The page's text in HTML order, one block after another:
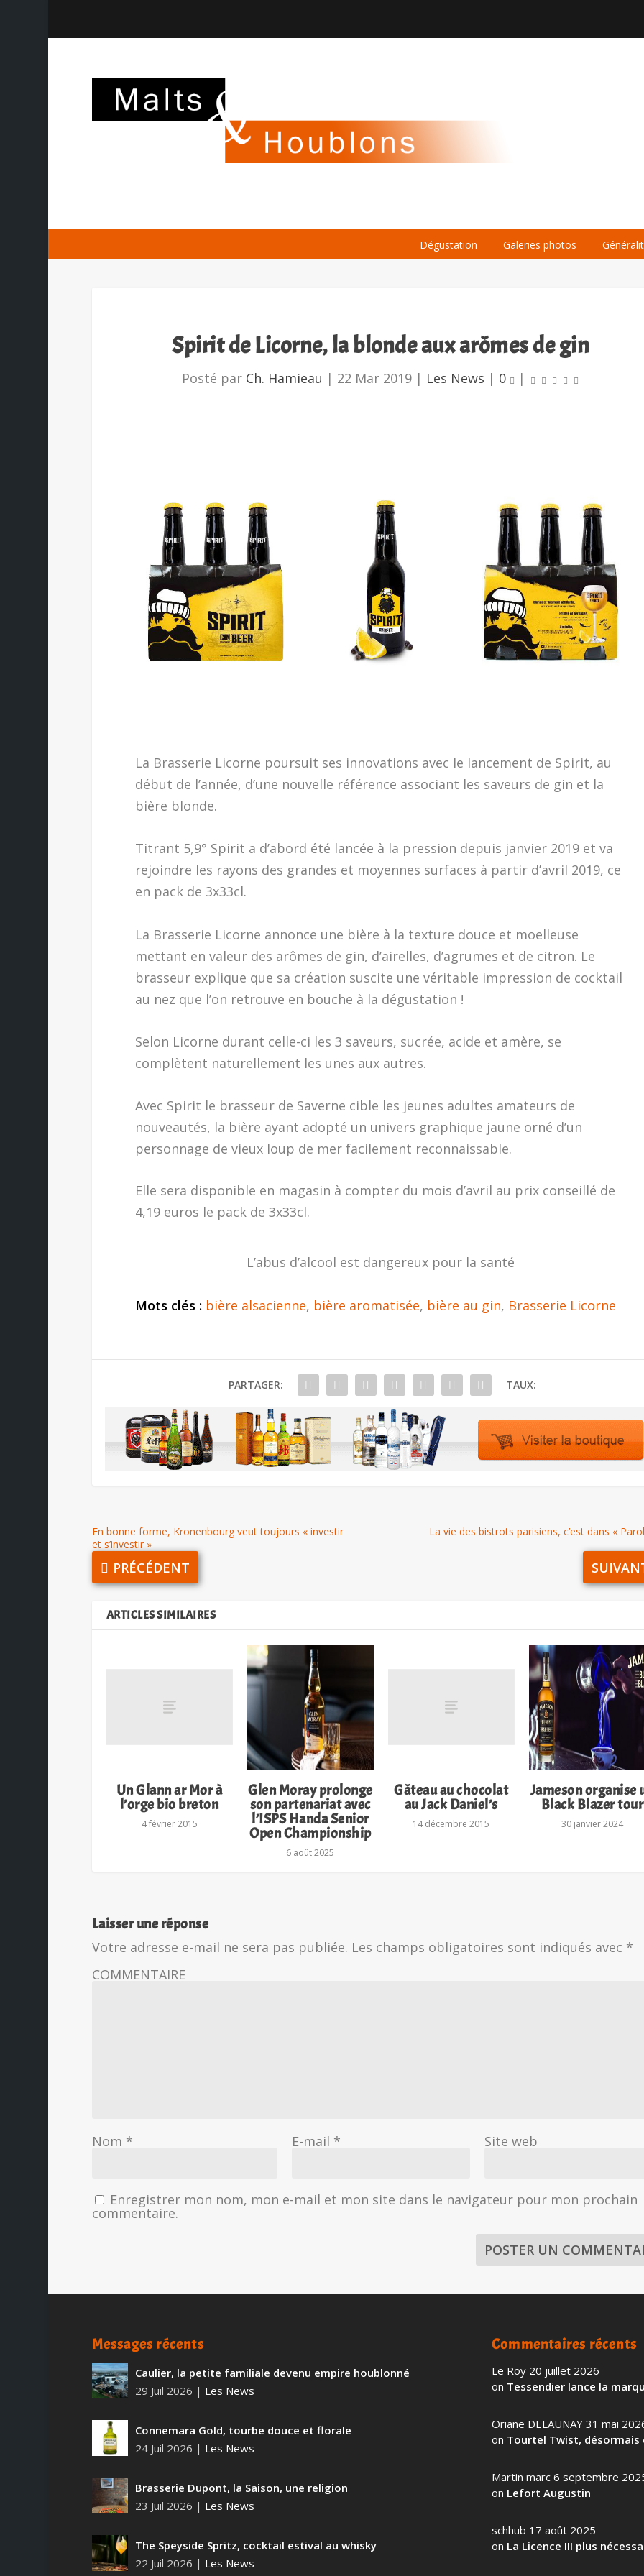
Dégustation Galeries photos
Spirit de Licorne, la blonde aux arômes de gin
Posté par Ch. Hamieau | 22 Mar 2019 | Les News | 0 |
La Brasserie Licorne poursuit ses innovations avec le lancement de Spirit, au
début de l’année, d’une nouvelle référence associant les saveurs de gin et la
bière blonde.
Titrant 5,9° Spirit a d’abord été lancée à la pression depuis janvier 2019 et va
rejoindre les rayons des grandes et moyennes surfaces à partir d’avril 2019, ce
en pack de 3x33cl.
La Brasserie Licorne annonce une bière à la texture douce et moelleuse
mettant en valeur des arômes de gin, d’airelles, d’agrumes et de citron. Le
brasseur explique que sa création suscite une véritable impression de cocktail
au nez que l’on retrouve en bouche à la dégustation !
Selon Licorne durant celle-ci les 3 saveurs, sucrée, acide et amère, se
complètent naturellement les unes aux autres.
Avec Spirit le brasseur de Saverne cible les jeunes adultes amateurs de
nouveautés, la bière ayant adopté un univers graphique jaune orné d’un
personnage de vieux loup de mer facilement reconnaissable.
Elle sera disponible en magasin à compter du mois d’avril au prix conseillé de
4,19 euros le pack de 3x33cl.
L’abus d’alcool est dangereux pour la santé
Mots clés : bière alsacienne, bière aromatisée, bière au gin, Brasserie Licorne
PARTAGER: TAUX:
En bonne forme, Kronenbourg veut toujours « investir
et s’investir »
PRÉCÉDENT
La vie des bistrots parisiens, c’est dans «
ARTICLES SIMILAIRES
Un Glann ar Mor à
l’orge bio breton
4 février 2015
Glen Moray prolonge
son partenariat avec
l’ISPS Handa Senior
Open Championship
6 août 2025
Gâteau au chocolat
au Jack Daniel’s
14 décembre 2015
Jameson organise
Black Blazer tour
30 janvier 2024
Laisser une réponse
Votre adresse e-mail ne sera pas publiée. Les champs obligatoires sont indiqués avec *
COMMENTAIRE
Nom * E-mail * Site web
Enregistrer mon nom, mon e-mail et mon site dans le navigateur pour mon prochain
commentaire.
Messages récents
Caulier, la petite familiale devenu empire houblonné
29 Juil 2026 | Les News
Connemara Gold, tourbe douce et florale
24 Juil 2026 | Les News
Brasserie Dupont, la Saison, une religion
23 Juil 2026 | Les News
The Speyside Spritz, cocktail estival au whisky
22 Juil 2026 | Les News
Commentaires récents
Le Roy 20 juillet 2026
on Tessendier lance la
Oriane DELAUNAY 31 mai
on Tourtel Twist, désormais
Martin marc 6 septembre
on Lefort Augustin
schhub 17 août 2025
on La Licence III plus